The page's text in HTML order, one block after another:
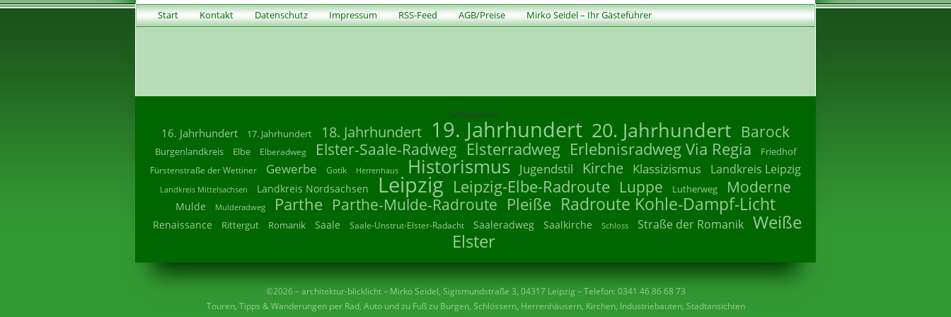
Start Kontakt Datenschutz Impressum RSS-Feed AGB/Preise Mirko Seidel – Ihr Gästeführer
Schlagwörter
16. Jahrhundert 17. Jahrhundert 18. Jahrhundert 19. Jahrhundert 20. Jahrhundert Barock
Burgenlandkreis Elbe Elberadweg Elster-Saale-Radweg Elsterradweg Erlebnisradweg Via Regia Friedhof
Fürstenstraße der Wettiner Gewerbe Gotik Herrenhaus Historismus Jugendstil Kirche Klassizismus Landkreis Leipzig
Landkreis Mittelsachsen Landkreis Nordsachsen Leipzig Leipzig-Elbe-Radroute Luppe Lutherweg Moderne
Mulde Mulderadweg Parthe Parthe-Mulde-Radroute Pleiße Radroute Kohle-Dampf-Licht
Renaissance Rittergut Romanik Saale Saale-Unstrut-Elster-Radacht Saaleradweg Saalkirche Schloss Straße der Romanik Weiße
Elster
©2026 – architektur-blicklicht – Mirko Seidel, Sigismundstraße 3, 04317 Leipzig – Telefon: 0341 46 86 68 73
Touren, Tipps & Wanderungen per Rad, Auto und zu Fuß zu Burgen, Schlössern, Herrenhäusern, Kirchen, Industriebauten, Stadtansichten